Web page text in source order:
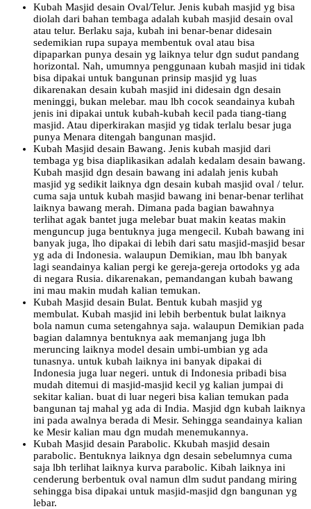
Kubah Masjid desain Oval/Telur. Jenis kubah masjid yg bisa
diolah dari bahan tembaga adalah kubah masjid desain oval
atau telur. Berlaku saja, kubah ini benar-benar didesain
sedemikian rupa supaya membentuk oval atau bisa
dipaparkan punya desain yg laiknya telur dgn sudut pandang
horizontal. Nah, umumnya penggunaan kubah masjid ini tidak
bisa dipakai untuk bangunan prinsip masjid yg luas
dikarenakan desain kubah masjid ini didesain dgn desain
meninggi, bukan melebar. mau lbh cocok seandainya kubah
jenis ini dipakai untuk kubah-kubah kecil pada tiang-tiang
masjid. Atau diperkirakan masjid yg tidak terlalu besar juga
punya Menara ditengah bangunan masjid.
Kubah Masjid desain Bawang. Jenis kubah masjid dari
tembaga yg bisa diaplikasikan adalah kedalam desain bawang.
Kubah masjid dgn desain bawang ini adalah jenis kubah
masjid yg sedikit laiknya dgn desain kubah masjid oval / telur.
cuma saja untuk kubah masjid bawang ini benar-benar terlihat
laiknya bawang merah. Dimana pada bagian bawahnya
terlihat agak bantet juga melebar buat makin keatas makin
menguncup juga bentuknya juga mengecil. Kubah bawang ini
banyak juga, lho dipakai di lebih dari satu masjid-masjid besar
yg ada di Indonesia. walaupun Demikian, mau lbh banyak
lagi seandainya kalian pergi ke gereja-gereja ortodoks yg ada
di negara Rusia. dikarenakan, pemandangan kubah bawang
ini mau makin mudah kalian temukan.
Kubah Masjid desain Bulat. Bentuk kubah masjid yg
membulat. Kubah masjid ini lebih berbentuk bulat laiknya
bola namun cuma setengahnya saja. walaupun Demikian pada
bagian dalamnya bentuknya aak memanjang juga lbh
meruncing laiknya model desain umbi-umbian yg ada
tunasnya. untuk kubah laiknya ini banyak dipakai di
Indonesia juga luar negeri. untuk di Indonesia pribadi bisa
mudah ditemui di masjid-masjid kecil yg kalian jumpai di
sekitar kalian. buat di luar negeri bisa kalian temukan pada
bangunan taj mahal yg ada di India. Masjid dgn kubah laiknya
ini pada awalnya berada di Mesir. Sehingga seandainya kalian
ke Mesir kalian mau dgn mudah menemukannya.
Kubah Masjid desain Parabolic. Kkubah masjid desain
parabolic. Bentuknya laiknya dgn desain sebelumnya cuma
saja lbh terlihat laiknya kurva parabolic. Kibah laiknya ini
cenderung berbentuk oval namun dlm sudut pandang miring
sehingga bisa dipakai untuk masjid-masjid dgn bangunan yg
lebar.